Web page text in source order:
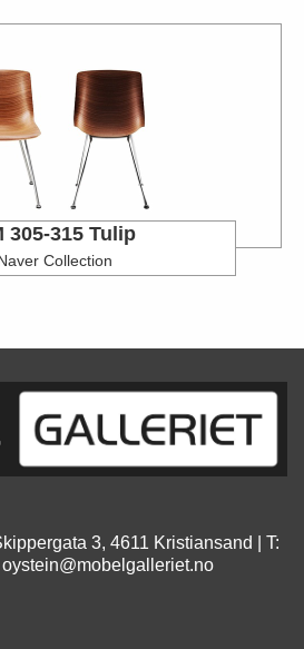
305-315 Tulip
Collection
3, 4611 Kristiansand | T:
oystein@mobelgalleriet.no